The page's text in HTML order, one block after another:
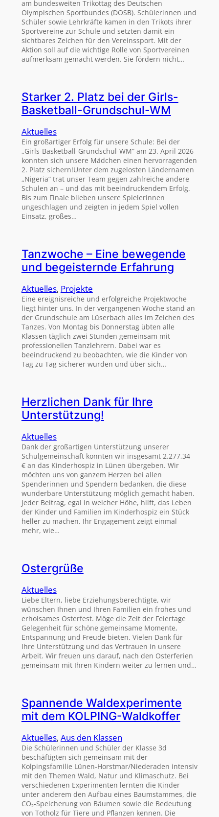
am bundesweiten Trikottag des Deutschen
Olympischen Sportbundes (DOSB). Schülerinnen und
Schüler sowie Lehrkräfte kamen in den Trikots ihrer
Sportvereine zur Schule und setzten damit ein
sichtbares Zeichen für den Vereinssport. Mit der
Aktion soll auf die wichtige Rolle von Sportvereinen
aufmerksam gemacht werden. Sie fördern nicht…
Starker 2. Platz bei der Girls-
Basketball-Grundschul-WM
Aktuelles
Ein großartiger Erfolg für unsere Schule: Bei der
„Girls-Basketball-Grundschul-WM“ am 23. April 2026
konnten sich unsere Mädchen einen hervorragenden
2. Platz sichern!Unter dem zugelosten Ländernamen
„Nigeria“ trat unser Team gegen zahlreiche andere
Schulen an – und das mit beeindruckendem Erfolg.
Bis zum Finale blieben unsere Spielerinnen
ungeschlagen und zeigten in jedem Spiel vollen
Einsatz, großes…
Tanzwoche – Eine bewegende
und begeisternde Erfahrung
Aktuelles, Projekte
Eine ereignisreiche und erfolgreiche Projektwoche
liegt hinter uns. In der vergangenen Woche stand an
der Grundschule am Lüserbach alles im Zeichen des
Tanzes. Von Montag bis Donnerstag übten alle
Klassen täglich zwei Stunden gemeinsam mit
professionellen Tanzlehrern. Dabei war es
beeindruckend zu beobachten, wie die Kinder von
Tag zu Tag sicherer wurden und über sich…
Herzlichen Dank für Ihre
Unterstützung!
Aktuelles
Dank der großartigen Unterstützung unserer
Schulgemeinschaft konnten wir insgesamt 2.277,34
€ an das Kinderhospiz in Lünen übergeben. Wir
möchten uns von ganzem Herzen bei allen
Spenderinnen und Spendern bedanken, die diese
wunderbare Unterstützung möglich gemacht haben.
Jeder Beitrag, egal in welcher Höhe, hilft, das Leben
der Kinder und Familien im Kinderhospiz ein Stück
heller zu machen. Ihr Engagement zeigt einmal
mehr, wie…
Ostergrüße
Aktuelles
Liebe Eltern, liebe Erziehungsberechtigte, wir
wünschen Ihnen und Ihren Familien ein frohes und
erholsames Osterfest. Möge die Zeit der Feiertage
Gelegenheit für schöne gemeinsame Momente,
Entspannung und Freude bieten. Vielen Dank für
Ihre Unterstützung und das Vertrauen in unsere
Arbeit. Wir freuen uns darauf, nach den Osterferien
gemeinsam mit Ihren Kindern weiter zu lernen und…
Spannende Waldexperimente
mit dem KOLPING-Waldkoffer
Aktuelles, Aus den Klassen
Die Schülerinnen und Schüler der Klasse 3d
beschäftigten sich gemeinsam mit der
Kolpingsfamilie Lünen-Horstmar/Niederaden intensiv
mit den Themen Wald, Natur und Klimaschutz. Bei
verschiedenen Experimenten lernten die Kinder
unter anderem den Aufbau eines Baumstammes, die
CO₂-Speicherung von Bäumen sowie die Bedeutung
von Totholz für Tiere und Pflanzen kennen. Die